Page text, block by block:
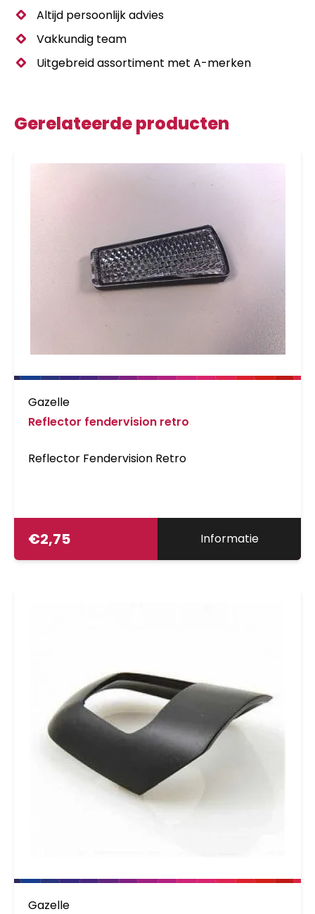
Altijd persoonlijk advies
Vakkundig team
Uitgebreid assortiment met A-merken
Gerelateerde producten
Gazelle
Reflector fendervision retro
Reflector Fendervision Retro
€2,75 Informatie
Gazelle